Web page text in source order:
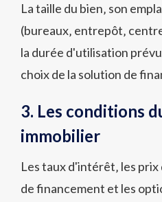
La taille du bien‚ son
(bureaux‚ entrepôt‚
la durée d'utilisation
choix de la solution de
3. Les conditions
immobilier
Les taux d'intérêt‚ les
de financement et les